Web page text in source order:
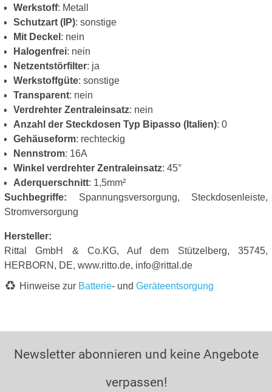
Werkstoff: Metall
Schutzart (IP): sonstige
Mit Deckel : nein
Halogenfrei: nein
Netzentstörfilter: ja
Werkstoffgüte: sonstige
Transparent: nein
Verdrehter Zentraleinsatz: nein
Anzahl der Steckdosen Typ Bipasso (Italien): 0
Gehäuseform: rechteckig
Nennstrom: 16A
Winkel verdrehter Zentraleinsatz: 45°
Aderquerschnitt: 1,5mm²
Suchbegriffe: Spannungsversorgung, Steckdosenleiste,
Stromversorgung
Hersteller:
Rittal GmbH & Co.KG, Auf dem Stützelberg, 35745,
HERBORN, DE, www.ritto.de, info@rittal.de
Hinweise zur Batterie- und Geräteentsorgung
Newsletter abonnieren und keine Angebote
verpassen!